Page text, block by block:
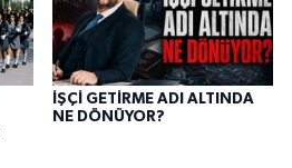
İŞÇİ GETİRME ADI ALTINDA
NE DÖNÜYOR?